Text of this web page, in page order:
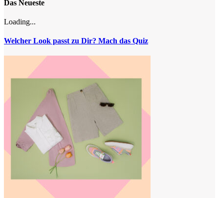
Das Neueste
Loading...
Welcher Look passt zu Dir? Mach das Quiz